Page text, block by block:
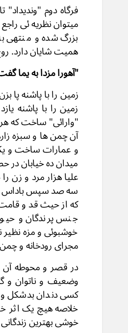
فرگاه دوم
میتوان نظریه ئی
بزرگ شده و منتهی
همیت شایان دارد. روح مطالب
"آهورا مزدا به یما
زمین را با پاشنه پا
زمین را با پاشنه
"وارائی" ساخت که
آن چمن ها و سبزه
و عمارات ساخت و
میدان ده خیابان
علیا هزار مرد و
سه صد سپس باداس
که از حیث قد و قامت
جنس پرندگان و
خوشبوئی و مزه
مجرای رودخانه و
در قصر و محوطه
وضعیف و ناتوان و
کسی دندان بدشکل
خلاصه هیچ یک اثر
خوشی بهترین